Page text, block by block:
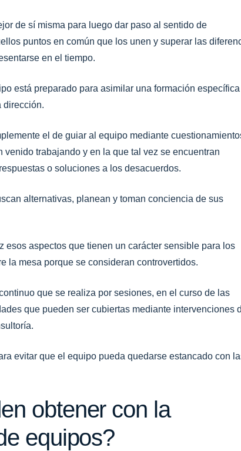
de sí misma para luego dar paso al sentido de
puntos en común que los unen y superar las
en el tiempo.
está preparado para asimilar una formación
dirección.
el de guiar al equipo mediante
trabajando y en la que tal vez se encuentran
o soluciones a los desacuerdos.
alternativas, planean y toman conciencia de sus
esos aspectos que tienen un carácter sensible para los
la mesa porque se consideran controvertidos.
que se realiza por sesiones, en el curso de las
que pueden ser cubiertas mediante intervenciones
evitar que el equipo pueda quedarse estancado con
obtener con la
equipos?